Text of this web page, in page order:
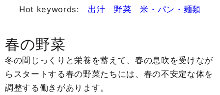
Hot keywords: 出汁 野菜 米・パン・麺類
春の野菜
冬の間じっくりと栄養を蓄えて、春の息吹を受けなが
らスタートする春の野菜たちには、春の不安定な体を
調整する働きがあります。